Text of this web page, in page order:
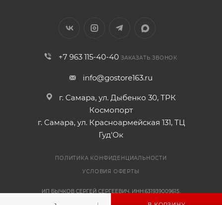
+7 963 115-40-40 ЗАКАЗАТЬ ЗВОНОК
info@gostore163.ru
г. Самара, ул. Дыбенко 30, ТРК
Космопорт
г. Самара, ул. Красноармейская 131, ТЦ
Гуд'Ок
ПОЛИТИКА КОНФИДЕНЦИАЛЬНОСТИ
УСЛОВИЯ ОФЕРТЫ
ИП БЫЧКОВ СЕРГЕЙ СЕРГЕЕВИЧ, ИНН:631939009615,